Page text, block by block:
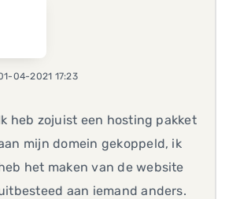
04-2021 17:23
heb zojuist een hosting pakket
mijn domein gekoppeld, ik
het maken van de website
aan iemand anders.